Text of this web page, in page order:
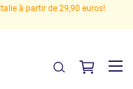
de 29,90 euros!